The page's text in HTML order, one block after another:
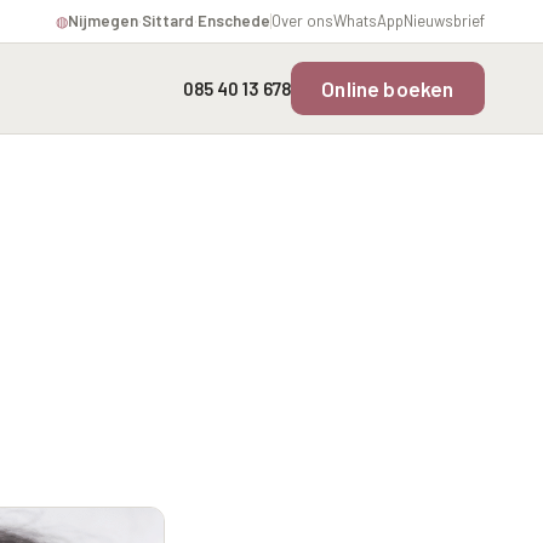
◍Nijmegen·Sittard·EnschedeOver onsWhatsAppNieuwsbrief
085 40 13 678 Online boeken